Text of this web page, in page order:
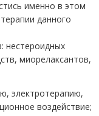
именно в этом
данного
нестероидных
миорелаксантов,
электротерапию,
воздействие;